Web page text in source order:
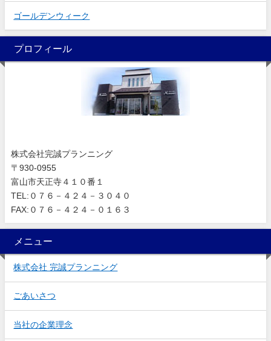
ゴールデンウィーク
プロフィール
株式会社完誠プランニング
〒930-0955
富山市天正寺４１０番１
TEL:０７６－４２４－３０４０
FAX:０７６－４２４－０１６３
メニュー
株式会社 完誠プランニング
ごあいさつ
当社の企業理念